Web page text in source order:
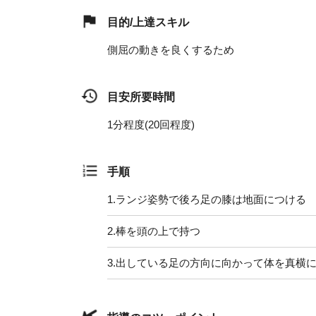
目的/上達スキル
側屈の動きを良くするため
目安所要時間
1分程度(20回程度)
手順
1.ランジ姿勢で後ろ足の膝は地面につける
2.棒を頭の上で持つ
3.出している足の方向に向かって体を真横